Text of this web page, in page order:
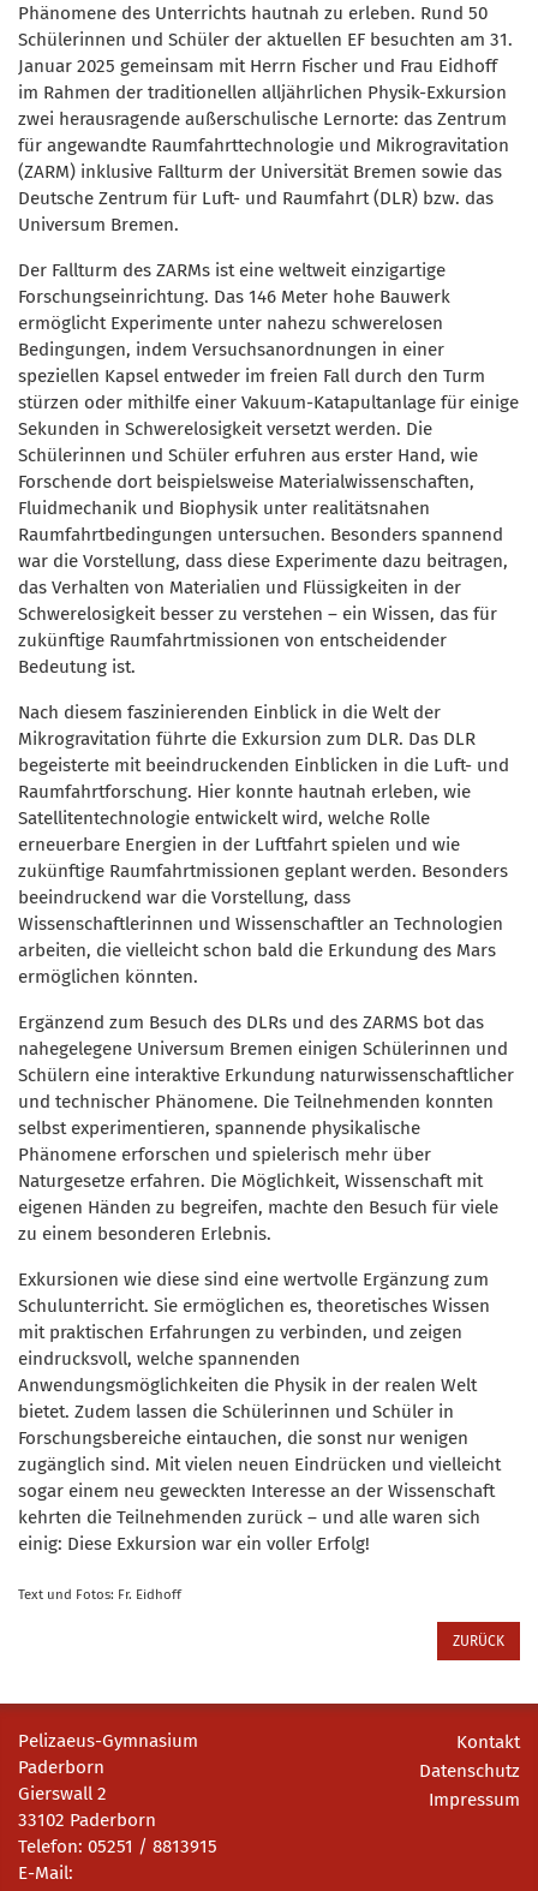
Phänomene des Unterrichts hautnah zu erleben. Rund 50
Schülerinnen und Schüler der aktuellen EF besuchten am 31.
Januar 2025 gemeinsam mit Herrn Fischer und Frau Eidhoff
im Rahmen der traditionellen alljährlichen Physik-Exkursion
zwei herausragende außerschulische Lernorte: das Zentrum
für angewandte Raumfahrttechnologie und Mikrogravitation
(ZARM) inklusive Fallturm der Universität Bremen sowie das
Deutsche Zentrum für Luft- und Raumfahrt (DLR) bzw. das
Universum Bremen.
Der Fallturm des ZARMs ist eine weltweit einzigartige
Forschungseinrichtung. Das 146 Meter hohe Bauwerk
ermöglicht Experimente unter nahezu schwerelosen
Bedingungen, indem Versuchsanordnungen in einer
speziellen Kapsel entweder im freien Fall durch den Turm
stürzen oder mithilfe einer Vakuum-Katapultanlage für einige
Sekunden in Schwerelosigkeit versetzt werden. Die
Schülerinnen und Schüler erfuhren aus erster Hand, wie
Forschende dort beispielsweise Materialwissenschaften,
Fluidmechanik und Biophysik unter realitätsnahen
Raumfahrtbedingungen untersuchen. Besonders spannend
war die Vorstellung, dass diese Experimente dazu beitragen,
das Verhalten von Materialien und Flüssigkeiten in der
Schwerelosigkeit besser zu verstehen – ein Wissen, das für
zukünftige Raumfahrtmissionen von entscheidender
Bedeutung ist.
Nach diesem faszinierenden Einblick in die Welt der
Mikrogravitation führte die Exkursion zum DLR. Das DLR
begeisterte mit beeindruckenden Einblicken in die Luft- und
Raumfahrtforschung. Hier konnte hautnah erleben, wie
Satellitentechnologie entwickelt wird, welche Rolle
erneuerbare Energien in der Luftfahrt spielen und wie
zukünftige Raumfahrtmissionen geplant werden. Besonders
beeindruckend war die Vorstellung, dass
Wissenschaftlerinnen und Wissenschaftler an Technologien
arbeiten, die vielleicht schon bald die Erkundung des Mars
ermöglichen könnten.
Ergänzend zum Besuch des DLRs und des ZARMS bot das
nahegelegene Universum Bremen einigen Schülerinnen und
Schülern eine interaktive Erkundung naturwissenschaftlicher
und technischer Phänomene. Die Teilnehmenden konnten
selbst experimentieren, spannende physikalische
Phänomene erforschen und spielerisch mehr über
Naturgesetze erfahren. Die Möglichkeit, Wissenschaft mit
eigenen Händen zu begreifen, machte den Besuch für viele
zu einem besonderen Erlebnis.
Exkursionen wie diese sind eine wertvolle Ergänzung zum
Schulunterricht. Sie ermöglichen es, theoretisches Wissen
mit praktischen Erfahrungen zu verbinden, und zeigen
eindrucksvoll, welche spannenden
Anwendungsmöglichkeiten die Physik in der realen Welt
bietet. Zudem lassen die Schülerinnen und Schüler in
Forschungsbereiche eintauchen, die sonst nur wenigen
zugänglich sind. Mit vielen neuen Eindrücken und vielleicht
sogar einem neu geweckten Interesse an der Wissenschaft
kehrten die Teilnehmenden zurück – und alle waren sich
einig: Diese Exkursion war ein voller Erfolg!
Text und Fotos: Fr. Eidhoff
ZURÜCK
Pelizaeus-Gymnasium
Paderborn
Gierswall 2
33102 Paderborn
Telefon: 05251 / 8813915
E-Mail:
Kontakt
Datenschutz
Impressum